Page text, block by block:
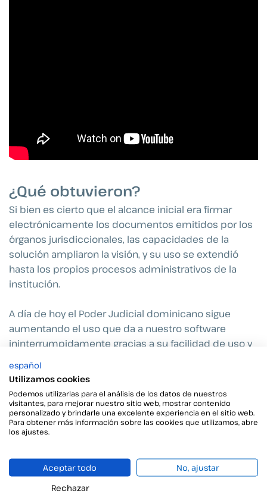
¿Qué obtuvieron?
Si bien es cierto que el alcance inicial era firmar
electrónicamente los documentos emitidos por los
órganos jurisdiccionales, las capacidades de la
solución ampliaron la visión, y su uso se extendió
hasta los propios procesos administrativos de la
institución.
A día de hoy el Poder Judicial dominicano sigue
aumentando el uso que da a nuestro software
ininterrumpidamente gracias a su facilidad de uso y
Diariamente, tramitan
12.000 firmas
Desde su puesta en producción en mayo de
2020 han firmadomás de4.5 millones de
documentos
gestión interna: se ha vuelto máseficiente y
ecológica,reduciendodrásticamente el uso de
y consiguiendo un importante
español
Utilizamos cookies
Podemos utilizarlas para el análisis de los datos de nuestros
visitantes, para mejorar nuestro sitio web, mostrar contenido
personalizado y brindarle una excelente experiencia en el sitio web.
Para obtener más información sobre las cookies que utilizamos, abre
los ajustes.
Aceptar todo
No, ajustar
Rechazar